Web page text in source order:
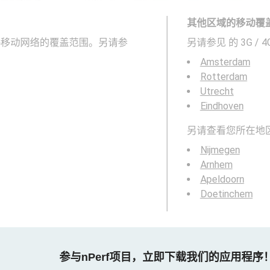
动网络的覆盖范围。另请参
其他区域的移动覆
另请参见 的 3G /
Amsterdam
Rotterdam
Utrecht
Eindhoven
另请查看您所在地
Nijmegen
Arnhem
Apeldoorn
Doetinchem
参与nPerf项目，立即下载我们的应用程序！